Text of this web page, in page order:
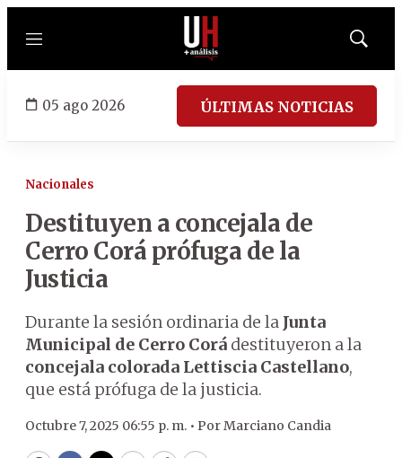
Menú
Mostrar
05 ago 2026 ÚLTIMAS NOTICIAS
Nacionales
Destituyen a concejala de
Cerro Corá prófuga de la
Justicia
Durante la sesión ordinaria de la Junta
Municipal de Cerro Corá destituyeron a la
concejala colorada Lettiscia Castellano,
que está prófuga de la justicia.
Octubre 7, 2025 06:55 p. m. • PorMarciano Candia